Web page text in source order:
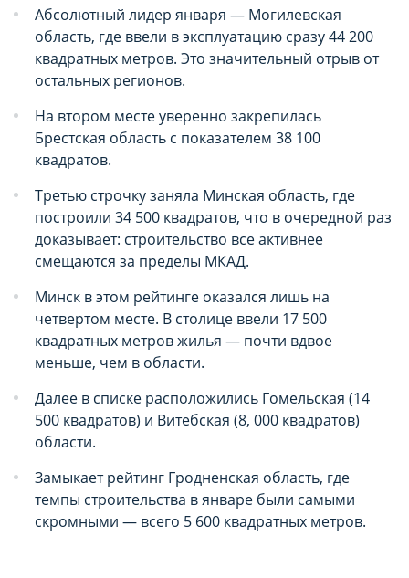
Абсолютный лидер января — Могилевская
область, где ввели в эксплуатацию сразу 44 200
квадратных метров. Это значительный отрыв от
остальных регионов.
На втором месте уверенно закрепилась
Брестская область с показателем 38 100
квадратов.
Третью строчку заняла Минская область, где
построили 34 500 квадратов, что в очередной раз
доказывает: строительство все активнее
смещаются за пределы МКАД.
Минск в этом рейтинге оказался лишь на
четвертом месте. В столице ввели 17 500
квадратных метров жилья — почти вдвое
меньше, чем в области.
Далее в списке расположились Гомельская (14
500 квадратов) и Витебская (8, 000 квадратов)
области.
Замыкает рейтинг Гродненская область, где
темпы строительства в январе были самыми
скромными — всего 5 600 квадратных метров.